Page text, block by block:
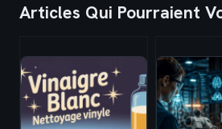
Articles Qui Pourraient